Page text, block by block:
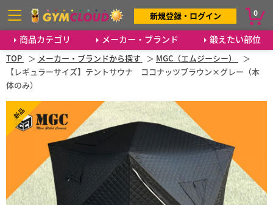
商品カテゴリ メーカー・ブランド 鍛えたい部位
新規登録・ログイン 0
TOP メーカー・ブランドから探す
MGC（エムジーシー）
【レギュラーサイズ】テントサウナ ココナッツブラウン×グレー（本
体のみ）
新品